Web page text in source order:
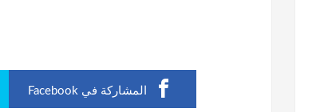
المشاركة في Facebook